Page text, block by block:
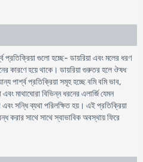
প্রতিক্রিয়া গুলো হচ্ছে- ডায়রিয়া এবং মলের ধরণ
কারণে হয়ে থাকে। ডায়রিয়া গুরুতর হলে ঔষধ
পার্শ্ব প্রতিক্রিয়া সমূহ হচ্ছে বমি বমি ভাব,
মাথাঘোরা বিভিন্ন ধরনের এলার্জি যেমন
সন্ধি ব্যথা পরিলক্ষিত হয়। এই প্রতিক্রিয়া
করার সাথে সাথে স্বাভাবিক অবস্থায় ফিরে